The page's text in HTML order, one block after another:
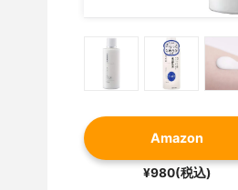
Amazon
¥980(税込)